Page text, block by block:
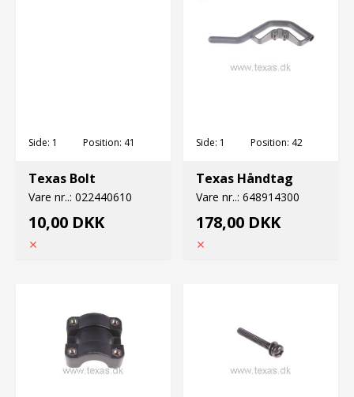
Side: 1 Position: 41
Texas Bolt
Vare nr..: 022440610
10,00 DKK
Side: 1 Position: 42
Texas Håndtag
Vare nr..: 648914300
178,00 DKK